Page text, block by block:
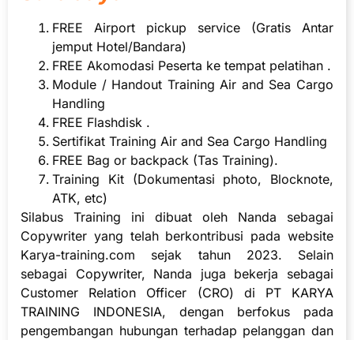
FREE Airport pickup service (Gratis Antar
jemput Hotel/Bandara)
FREE Akomodasi Peserta ke tempat pelatihan .
Module / Handout Training Air and Sea Cargo
Handling
FREE Flashdisk .
Sertifikat Training Air and Sea Cargo Handling
FREE Bag or backpack (Tas Training).
Training Kit (Dokumentasi photo, Blocknote,
ATK, etc)
Silabus Training ini dibuat oleh Nanda sebagai
Copywriter yang telah berkontribusi pada website
Karya-training.com sejak tahun 2023. Selain
sebagai Copywriter, Nanda juga bekerja sebagai
Customer Relation Officer (CRO) di PT KARYA
TRAINING INDONESIA, dengan berfokus pada
pengembangan hubungan terhadap pelanggan dan